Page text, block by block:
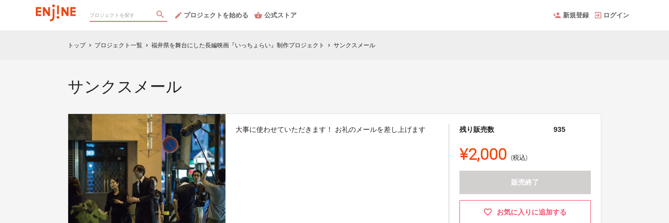
プロジェクトを始める 公式ストア 新規登録 ログイン
トップ chevron_right プロジェクト一覧 chevron_right 福井県を舞台にした長編映画『いっちょらい』制作プロジェクト chevron_right サンクスメール
サンクスメール
大事に使わせていただきます！ お礼のメールを差し上げます 残り販売数 935
¥2,000 (税込)
販売終了
お気に入りに追加する